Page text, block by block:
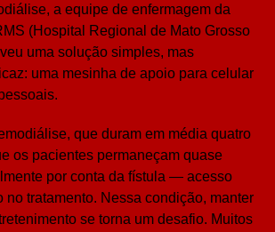
a equipe de enfermagem da
(Hospital Regional de Mato Grosso
uma solução simples, mas
uma mesinha de apoio para celular
que duram em média quatro
os pacientes permaneçam quase
por conta da fístula — acesso
no tratamento. Nessa condição, manter
se torna um desafio. Muitos